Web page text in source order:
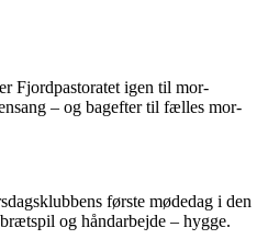
Fjord­pa­sto­ra­tet igen til mor­
– og bag­ef­ter til fæl­les mor­
før­ste møde­dag i den
og hån­d­ar­bej­de – hygge.